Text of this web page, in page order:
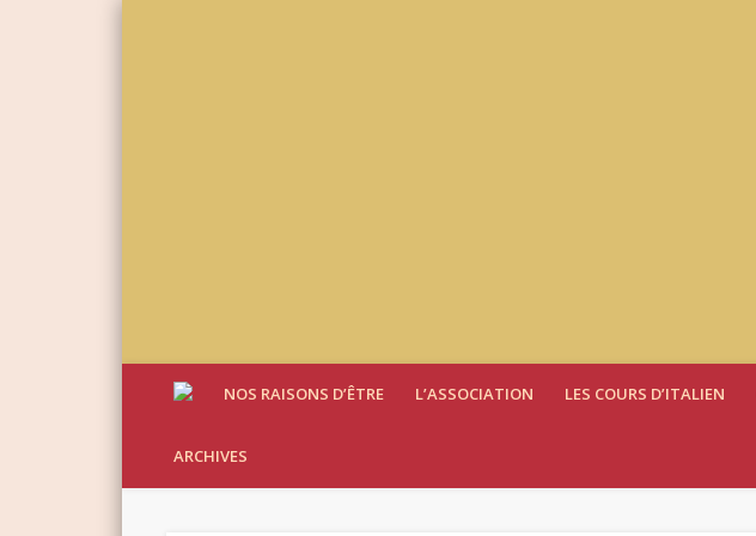
NOS RAISONS D’ÊTRE L’ASSOCIATION LES COURS D’ITALIEN
ARCHIVES